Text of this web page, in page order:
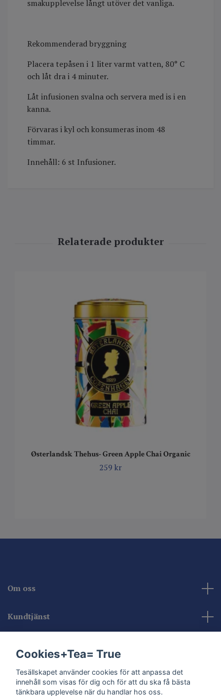
smakupplevelse långt utöver det vanliga.
Rekommenderad bryggning
Placera tepåsen i 1 liter varmt vatten, 80° C
och låt dra i 4 minuter.
Låt infusionen svalna och servera med is i en
kanna.
Förvaras i kyl och konsumeras inom 48
timmar.
Innehåll: 6 st Infusioner.
Østerlandsk Thehus- Green Apple Chai Organic
259 kr
Om oss
Kundtjänst
Sociala medier
Cookies+Tea= True
Tesällskapet använder cookies för att anpassa det
innehåll som visas för dig och för att du ska få bästa
tänkbara upplevelse när du handlar hos oss.